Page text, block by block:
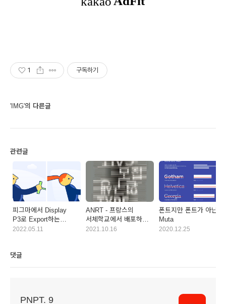
1 구독하기
'IMG'의 다른글
관련글
피그마에서 Display
P3로 Export하는
플러그인
2022.05.11
ANRT - 프랑스의
서체학교에서 배포하는
서체들
2021.10.16
폰트지만 폰트가 아닌,
Muta
2020.12.25
댓글
PNPT. 9